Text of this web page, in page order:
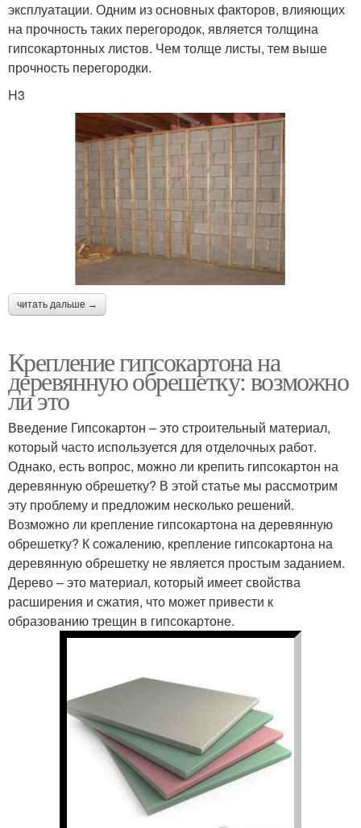
эксплуатации. Одним из основных факторов, влияющих
на прочность таких перегородок, является толщина
гипсокартонных листов. Чем толще листы, тем выше
прочность перегородки.
H3
читать дальше →
Крепление гипсокартона на
деревянную обрешетку: возможно
ли это
Введение Гипсокартон – это строительный материал,
который часто используется для отделочных работ.
Однако, есть вопрос, можно ли крепить гипсокартон на
деревянную обрешетку? В этой статье мы рассмотрим
эту проблему и предложим несколько решений.
Возможно ли крепление гипсокартона на деревянную
обрешетку? К сожалению, крепление гипсокартона на
деревянную обрешетку не является простым заданием.
Дерево – это материал, который имеет свойства
расширения и сжатия, что может привести к
образованию трещин в гипсокартоне.